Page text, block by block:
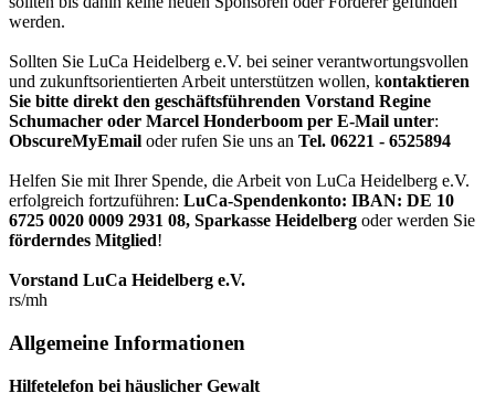
werden.
Sollten Sie LuCa Heidelberg e.V. bei seiner verantwortungsvollen
und zukunftsorientierten Arbeit unterstützen wollen, kontaktieren
Sie bitte direkt den geschäftsführenden Vorstand Regine
Schumacher oder Marcel Honderboom per E-Mail unter:
ObscureMyEmail oder rufen Sie uns an Tel. 06221 - 6525894
Helfen Sie mit Ihrer Spende, die Arbeit von LuCa Heidelberg e.V.
erfolgreich fortzuführen: LuCa-Spendenkonto: IBAN: DE 10
6725 0020 0009 2931 08, Sparkasse Heidelberg oder werden Sie
förderndes Mitglied!
Vorstand LuCa Heidelberg e.V.
rs/mh
Allgemeine Informationen
Hilfetelefon bei häuslicher Gewalt